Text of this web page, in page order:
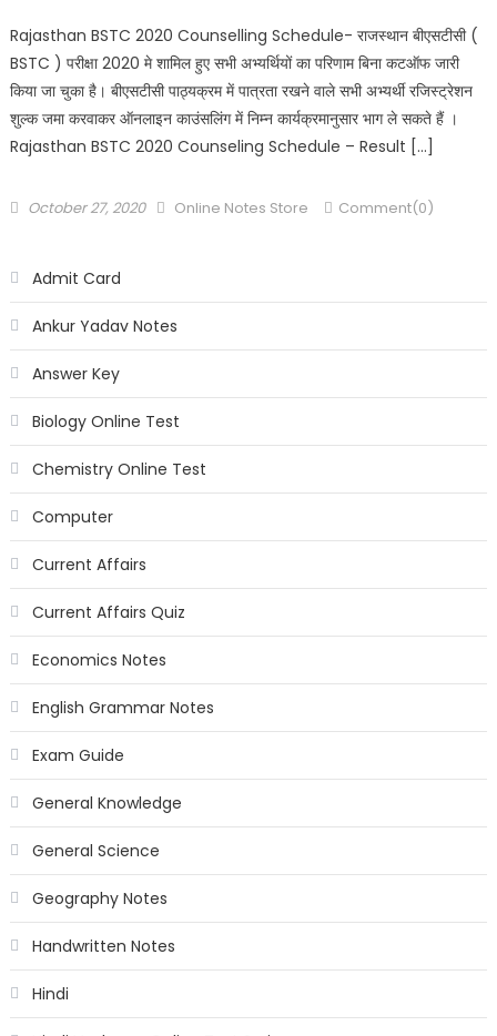
Rajasthan BSTC 2020 Counselling Schedule- राजस्थान बीएसटीसी (
BSTC ) परीक्षा 2020 मे शामिल हुए सभी अभ्यर्थियों का परिणाम बिना कटऑफ जारी
किया जा चुका है। बीएसटीसी पाठ्यक्रम में पात्रता रखने वाले सभी अभ्यर्थी रजिस्ट्रेशन
शुल्क जमा करवाकर ऑनलाइन काउंसलिंग में निम्न कार्यक्रमानुसार भाग ले सकते हैं ।
Rajasthan BSTC 2020 Counseling Schedule – Result […]
October 27, 2020 Online Notes Store Comment(0)
Admit Card
Ankur Yadav Notes
Answer Key
Biology Online Test
Chemistry Online Test
Computer
Current Affairs
Current Affairs Quiz
Economics Notes
English Grammar Notes
Exam Guide
General Knowledge
General Science
Geography Notes
Handwritten Notes
Hindi